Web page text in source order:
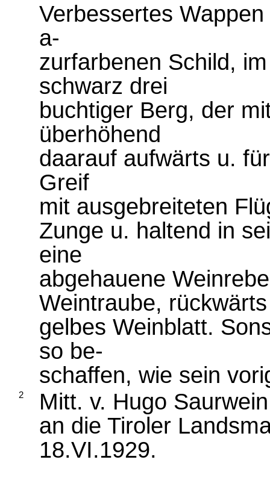
Verbessertes
a-
zurfarbenen Schild,
schwarz drei
buchtiger Berg, der
überhöhend
daarauf aufwärts u.
Greif
mit ausgebreiteten
Zunge u. haltend in
eine
abgehauene
Weintraube,
gelbes Weinblatt.
so be-
schaffen, wie sein
2
Mitt. v. Hugo
an die Tiroler
18.VI.1929.